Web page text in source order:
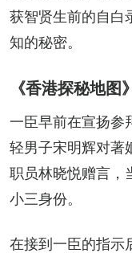
获智贤生前的自白
知的秘密。
《香港探秘地
一臣早前在宣扬参
轻男子宋明辉对著
职员林晓悦赠言，
小三身份。
在接到一臣的指示